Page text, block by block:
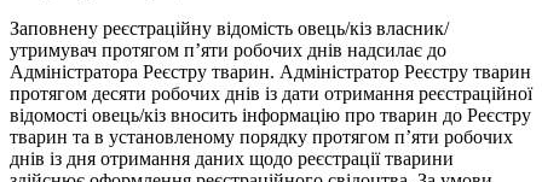
Заповнену реєстраційну відомість овець/кіз власник/
утримувач протягом п’яти робочих днів надсилає до
Адміністратора Реєстру тварин. Адміністратор Реєстру тварин
протягом десяти робочих днів із дати отримання реєстраційної
відомості овець/кіз вносить інформацію про тварин до Реєстру
тварин та в установленому порядку протягом п’яти робочих
днів із дня отримання даних щодо реєстрації тварини